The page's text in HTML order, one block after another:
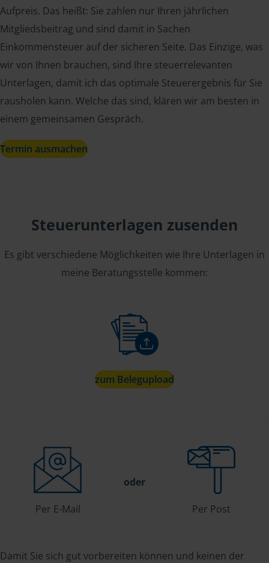
Aufpreis. Das heißt: Sie zahlen nur Ihren jährlichen
Mitgliedsbeitrag und sind damit in Sachen
Einkommensteuer auf der sicheren Seite. Das Einzige, was
wir von Ihnen brauchen, sind Ihre steuerrelevanten
Unterlagen, damit ich das optimale Steuerergebnis für Sie
rausholen kann. Welche das sind, klären wir am besten in
einem gemeinsamen Gespräch.
Termin ausmachen
Steuerunterlagen zusenden
Es gibt verschiedene Möglichkeiten wie Ihre Unterlagen in
meine Beratungsstelle kommen:
zum Belegupload
Per E-Mail
oder
Per Post
Damit Sie sich gut vorbereiten können und keinen der